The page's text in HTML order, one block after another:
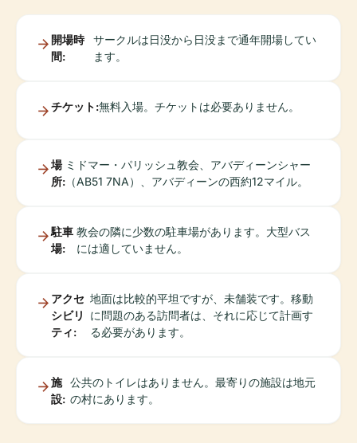
開場時
間:
サークルは日没から日没まで通年開場してい
ます。
チケット:無料入場。チケットは必要ありません。
場
所:
ミドマー・パリッシュ教会、アバディーンシャー
（AB51 7NA）、アバディーンの西約12マイル。
駐車
場:
教会の隣に少数の駐車場があります。大型バス
には適していません。
アクセ
シビリ
ティ:
地面は比較的平坦ですが、未舗装です。移動
に問題のある訪問者は、それに応じて計画す
る必要があります。
施
設:
公共のトイレはありません。最寄りの施設は地元
の村にあります。